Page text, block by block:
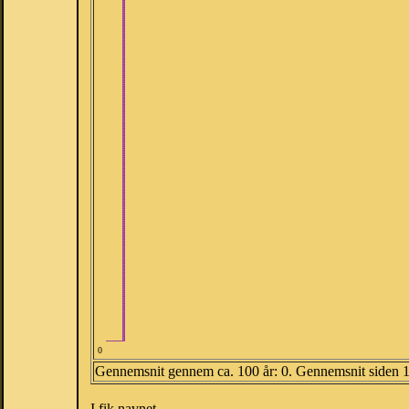
0
Gennemsnit gennem ca. 100 år: 0. Gennemsnit siden